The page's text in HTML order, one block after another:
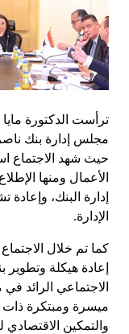
ترأست الدكتورة
مجلس إدارة بنك
حيث شهد الاجتماع
الأعمال ومنها
إدارة البنك،
الإدارة.
كما تم خلال
إعادة هيكلة وتطوير
الاجتماعي الرائد
ميسرة ومبتكرة ذات
والتمكين الاقتصادي